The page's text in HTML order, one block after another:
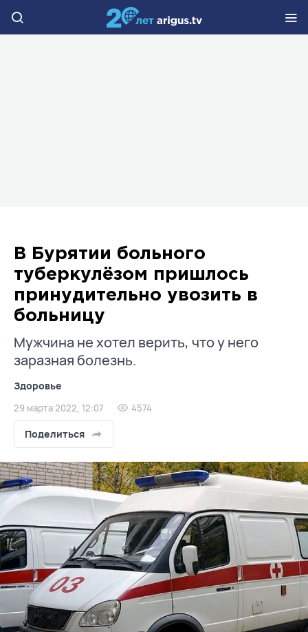
В Бурятии больного
туберкулёзом пришлось
принудительно увозить в
больницу
Мужчина не хотел верить, что у него
заразная болезнь.
Здоровье
29 марта 2022, 12:07 4574
Поделиться